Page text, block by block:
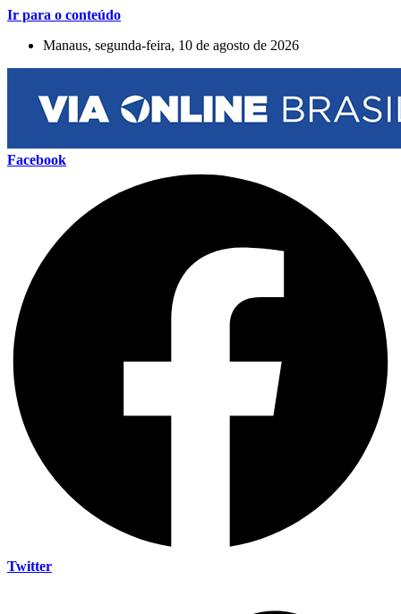
Ir para o conteúdo
Manaus, segunda-feira, 10 de agosto de 2026
Facebook
Twitter